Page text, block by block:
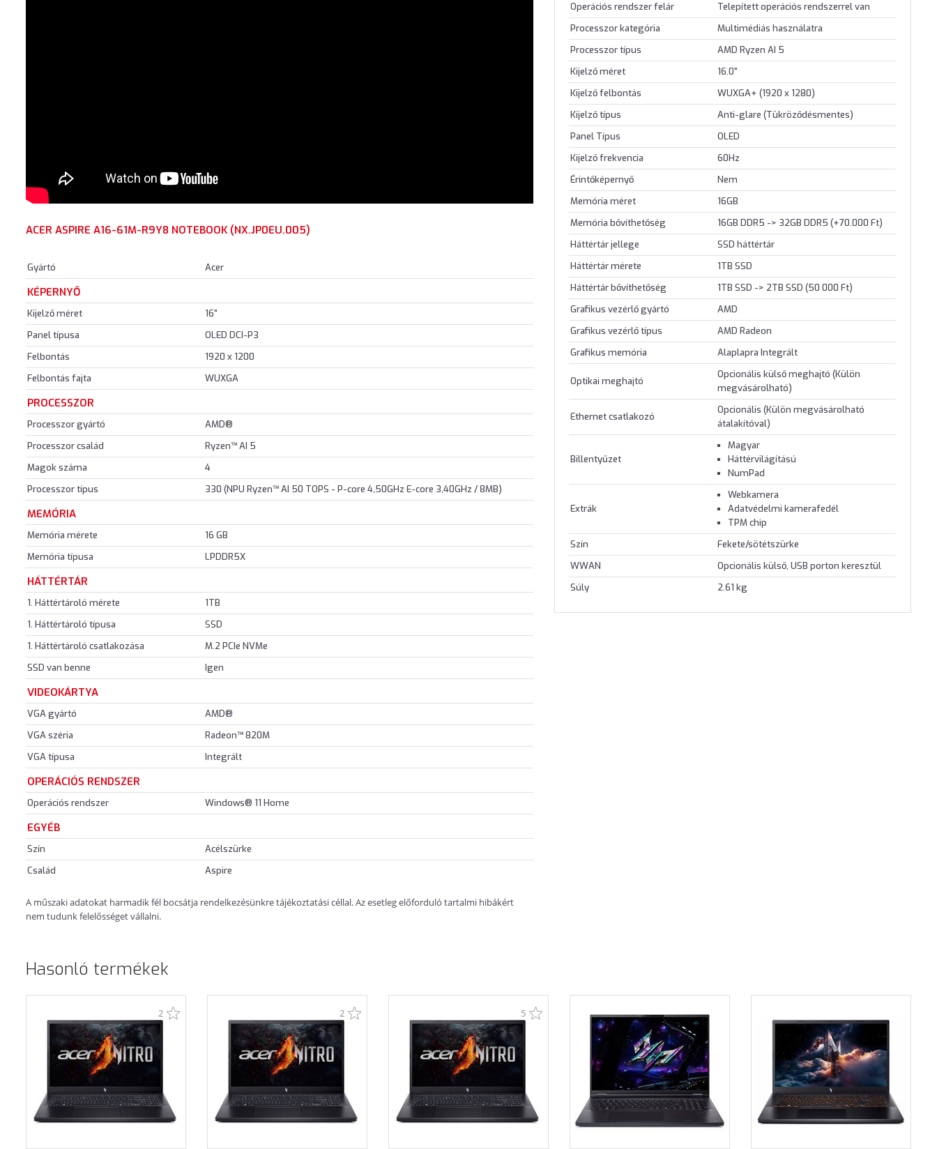
ACER ASPIRE A16-61M-R9Y8 NOTEBOOK (NX.JP0EU.005)
Gyártó Acer
KÉPERNYŐ
Kijelző méret
16"
Panel típusa
OLED DCI-P3
Felbontás
1920 x 1200
Felbontás fajta
WUXGA
PROCESSZOR
Processzor gyártó
AMD®
Processzor család
Ryzen™ AI 5
Magok száma
4
Processzor típus
330 (NPU Ryzen™ AI 50 TOPS - P-core 4,50GHz E-core 3,40GHz / 8MB)
MEMÓRIA
Memória mérete
16 GB
Memória típusa
LPDDR5X
HÁTTÉRTÁR
1. Háttértároló mérete
1TB
1. Háttértároló típusa
SSD
1. Háttértároló csatlakozása
M.2 PCIe NVMe
SSD van benne
Igen
VIDEOKÁRTYA
VGA gyártó
AMD®
VGA széria
Radeon™ 820M
VGA típusa
Integrált
OPERÁCIÓS RENDSZER
Operációs rendszer Windows® 11 Home
EGYÉB
Szín
Acélszürke
Család
Aspire
A műszaki adatokat harmadik fél bocsátja rendelkezésünkre tájékoztatási céllal. Az esetleg előforduló tartalmi hibákért
nem tudunk felelősséget vállalni.
Operációs rendszer felár
Telepített operációs rendszerrel van
Processzor kategória
Multimédiás használatra
Processzor típus
AMD Ryzen AI 5
Kijelző méret
16.0"
Kijelző felbontás
WUXGA+ (1920 x 1280)
Kijelző típus
Anti-glare (Tükröződésmentes)
Panel Típus
OLED
Kijelző frekvencia
60Hz
Érintőképernyő
Nem
Memória méret
16GB
Memória bővíthetőség
16GB DDR5 -> 32GB DDR5 (+70.000 Ft)
Háttértár jellege
SSD háttértár
Háttértár mérete
1TB SSD
Háttértár bővíthetőség
1TB SSD -> 2TB SSD (50 000 Ft)
Grafikus vezérlő gyártó
AMD
Grafikus vezérlő típus
AMD Radeon
Grafikus memória
Alaplapra Integrált
Optikai meghajtó
Opcionális külső meghajtó (Külön
megvásárolható)
Ethernet csatlakozó
Opcionális (Külön megvásárolható
átalakítóval)
Billentyűzet
Magyar
Háttérvilágítású
NumPad
Extrák
Webkamera
Adatvédelmi kamerafedél
TPM chip
Szín
Fekete/sötétszürke
WWAN
Opcionális külső, USB porton keresztül
Súly
2.61 kg
Hasonló termékek
2 2 5